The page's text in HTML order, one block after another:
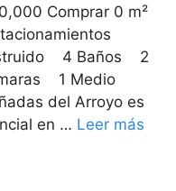
Comprar 0 m²
4 Baños 2
1 Medio
del Arroyo es
en … Leer más